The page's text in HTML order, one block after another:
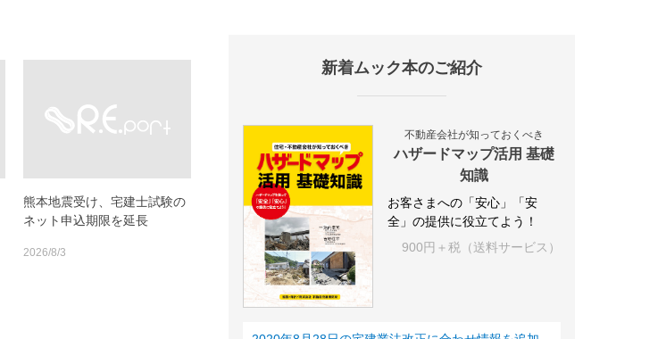
熊本地震受け、宅建士試験の
ネット申込期限を延長
2026/8/3
新着ムック本のご紹介
不動産会社が知っておくべき
ハザードマップ活用 基礎
知識
お客さまへの「安心」「安
全」の提供に役立てよう！
900円＋税（送料サービス）